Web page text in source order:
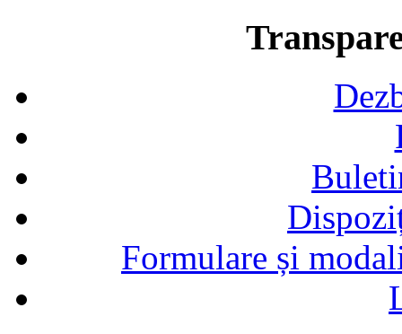
Formulare și